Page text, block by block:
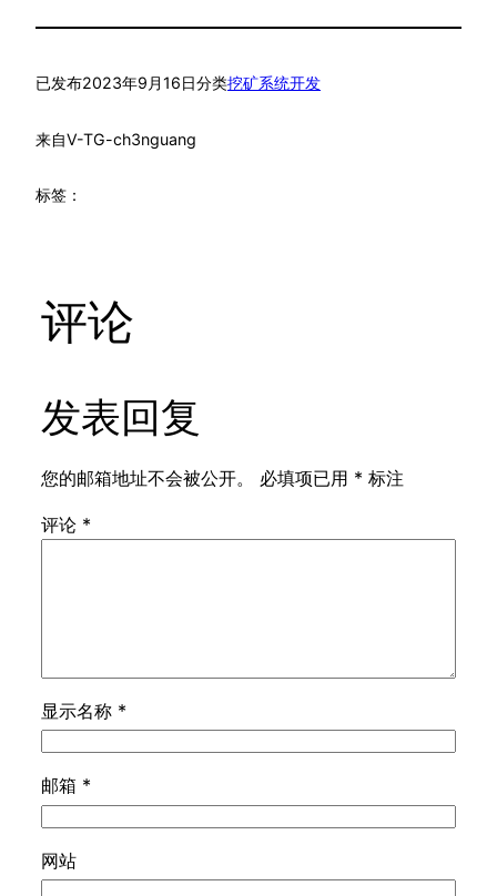
已发布2023年9月16日分类挖矿系统开发
来自V-TG-ch3nguang
标签：
评论
发表回复
您的邮箱地址不会被公开。 必填项已用 * 标注
评论 *
显示名称 *
邮箱 *
网站